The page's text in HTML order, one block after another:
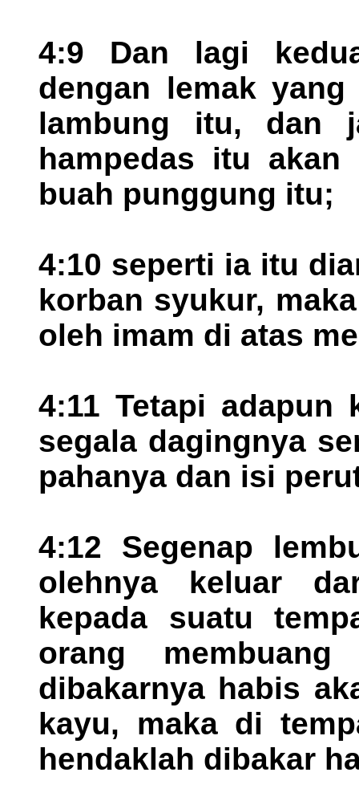
4:9 Dan lagi
dengan lemak
lambung itu, dan
hampedas itu akan
buah punggung itu;
4:10 seperti ia itu
korban syukur,
oleh imam di atas
4:11 Tetapi
segala dagingnya
pahanya dan isi
4:12 Segenap
olehnya keluar
kepada suatu
orang
dibakarnya habis
kayu, maka di
hendaklah dibakar